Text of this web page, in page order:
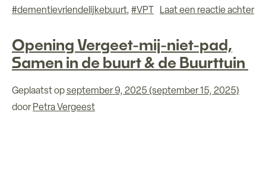
#dementievriendelijkebuurt, #VPT
Laat een reactie achter
Opening Vergeet-mij-niet-pad,
Samen in de buurt & de Buurttuin
Geplaatst opseptember 9, 2025 (september 15, 2025)
door Petra Vergeest